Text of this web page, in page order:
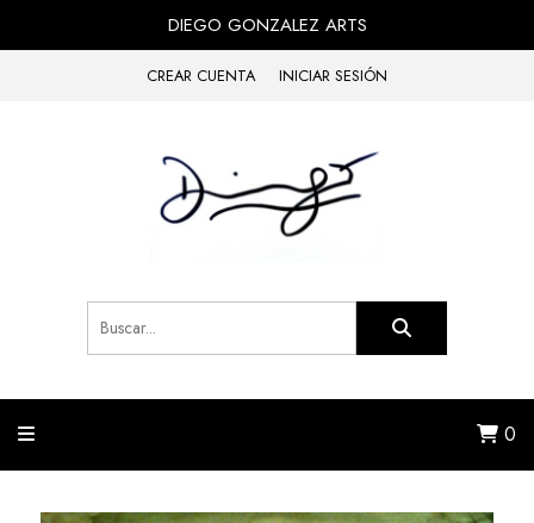
DIEGO GONZALEZ ARTS
CREAR CUENTA INICIAR SESIÓN
0